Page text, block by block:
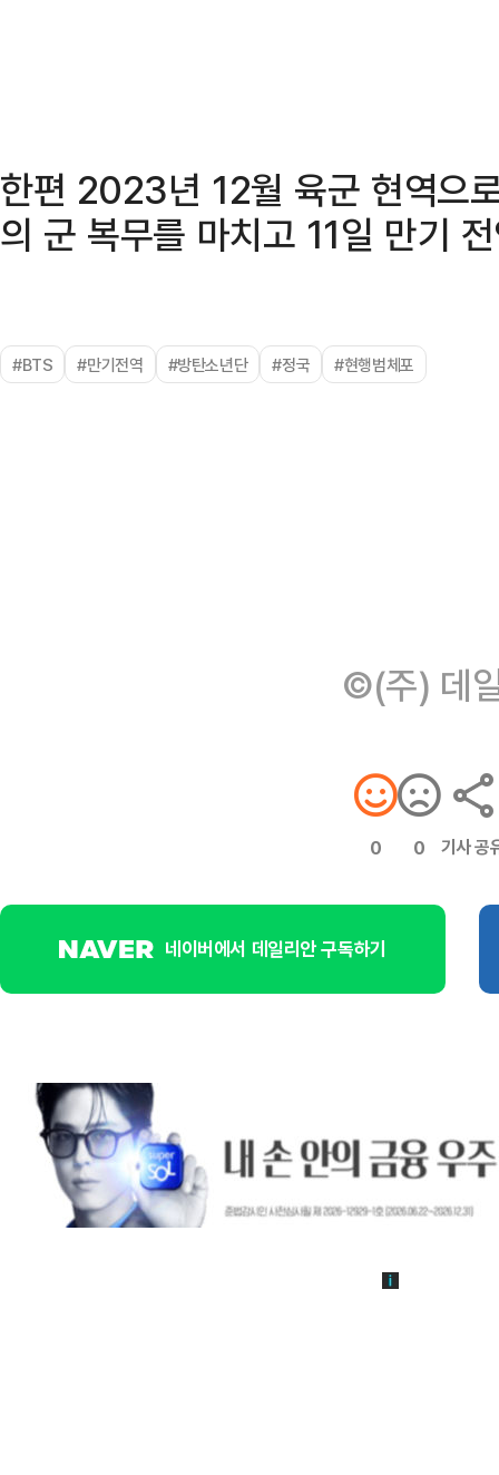
한편 2023년 12월 육군 현역으
의 군 복무를 마치고 11일 만기
#BTS #만기전역 #방탄소년단 #정국 #현행범체포
©(주) 데
0 0 기사 공
네이버에서 데일리안 구독하기